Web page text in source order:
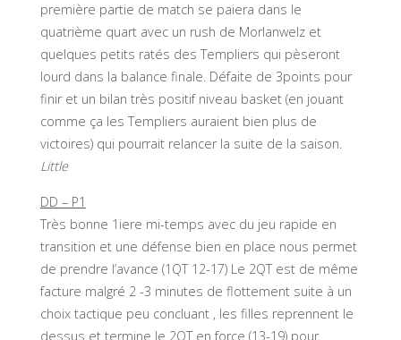
première partie de match se paiera dans le
quatrième quart avec un rush de Morlanwelz et
quelques petits ratés des Templiers qui pèseront
lourd dans la balance finale. Défaite de 3points pour
finir et un bilan très positif niveau basket (en jouant
comme ça les Templiers auraient bien plus de
victoires) qui pourrait relancer la suite de la saison.
Little
DD – P1
Très bonne 1iere mi-temps avec du jeu rapide en
transition et une défense bien en place nous permet
de prendre l’avance (1QT 12-17) Le 2QT est de même
facture malgré 2 -3 minutes de flottement suite à un
choix tactique peu concluant , les filles reprennent le
dessus et termine le 2QT en force (13-19) pour